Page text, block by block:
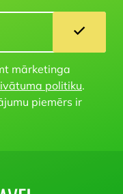
mārketinga
politiku.
piemērs ir